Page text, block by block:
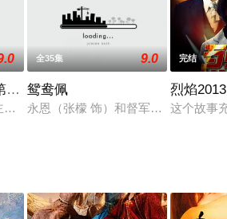
二季
的青春剧。甜妹（周瑞睿饰）入校第一
全35集 9.0
鸳鸯佩
永恩（张檬 饰）和督军之子其峻（
完结
烈焰2013
这个故事